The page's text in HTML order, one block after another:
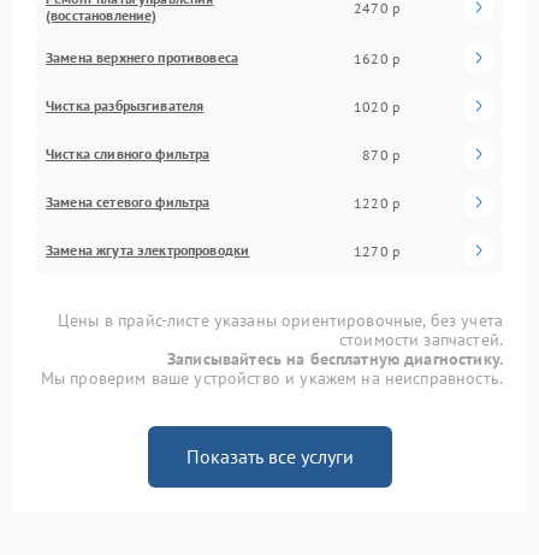
(восстановление)
2470 р
Замена верхнего противовеса 1620 р
Чистка разбрызгивателя 1020 р
Чистка сливного фильтра 870 р
Замена сетевого фильтра 1220 р
Замена жгута электропроводки 1270 р
Цены в прайс-листе указаны ориентировочные, без учета
стоимости запчастей.
Записывайтесь на бесплатную диагностику.
Мы проверим ваше устройство и укажем на неисправность.
Показать все услуги